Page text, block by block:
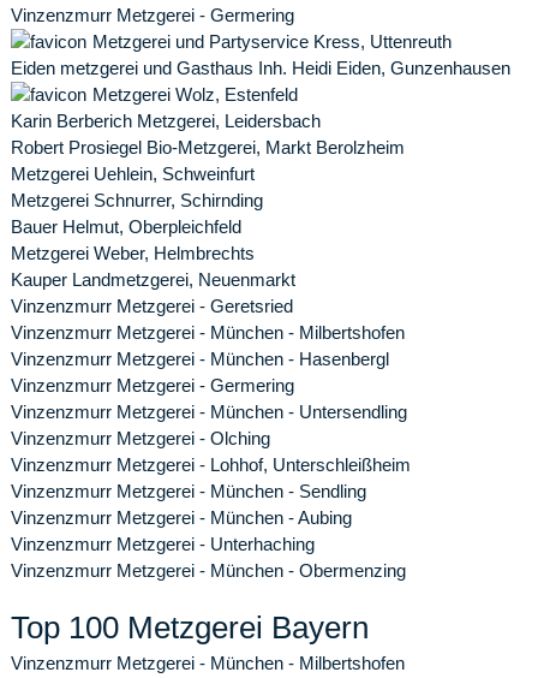
Vinzenzmurr Metzgerei - Germering
Metzgerei und Partyservice Kress, Uttenreuth
Eiden metzgerei und Gasthaus Inh. Heidi Eiden, Gunzenhausen
Metzgerei Wolz, Estenfeld
Karin Berberich Metzgerei, Leidersbach
Robert Prosiegel Bio-Metzgerei, Markt Berolzheim
Metzgerei Uehlein, Schweinfurt
Metzgerei Schnurrer, Schirnding
Bauer Helmut, Oberpleichfeld
Metzgerei Weber, Helmbrechts
Kauper Landmetzgerei, Neuenmarkt
Vinzenzmurr Metzgerei - Geretsried
Vinzenzmurr Metzgerei - München - Milbertshofen
Vinzenzmurr Metzgerei - München - Hasenbergl
Vinzenzmurr Metzgerei - Germering
Vinzenzmurr Metzgerei - München - Untersendling
Vinzenzmurr Metzgerei - Olching
Vinzenzmurr Metzgerei - Lohhof, Unterschleißheim
Vinzenzmurr Metzgerei - München - Sendling
Vinzenzmurr Metzgerei - München - Aubing
Vinzenzmurr Metzgerei - Unterhaching
Vinzenzmurr Metzgerei - München - Obermenzing
Top 100 Metzgerei Bayern
Vinzenzmurr Metzgerei - München - Milbertshofen